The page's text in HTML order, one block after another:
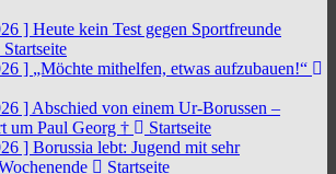
] Heute kein Test gegen Sportfreunde
Startseite
] „Möchte mithelfen, etwas aufzubauen!“
] Abschied von einem Ur-Borussen –
um Paul Georg †
Startseite
] Borussia lebt: Jugend mit sehr
Startseite